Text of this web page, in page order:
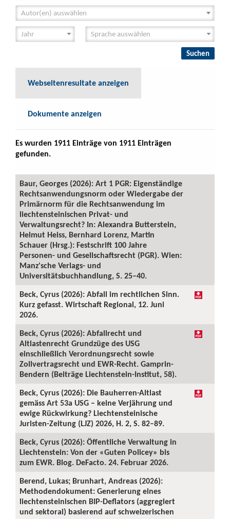
Autor(en) auswählen
Webseitenresultate anzeigen
Dokumente anzeigen
Es wurden 1911 Einträge von 1911 Einträgen
gefunden.
Baur, Georges (2026): Art 1 PGR: Eigenständige
Rechtsanwendungsnorm oder Wiedergabe der
Primärnorm für die Rechtsanwendung im
liechtensteinischen Privat- und
Verwaltungsrecht? In: Alexandra Butterstein,
Helmut Heiss, Bernhard Lorenz, Martin
Schauer (Hrsg.): Festschrift 100 Jahre
Personen- und Gesellschaftsrecht (PGR). Wien:
Manz'sche Verlags- und
Universitätsbuchhandlung, S. 25–40.
Beck, Cyrus (2026): Abfall im rechtlichen Sinn.
Kurz gefasst. Wirtschaft Regional, 12. Juni
2026.
Beck, Cyrus (2026): Abfallrecht und
Altlastenrecht Grundzüge des USG
einschließlich Verordnungsrecht sowie
Zollvertragsrecht und EWR-Recht. Gamprin-
Bendern (Beiträge Liechtenstein-Institut, 58).
Beck, Cyrus (2026): Die Bauherren-Altlast
gemäss Art 53a USG – keine Verjährung und
ewige Rückwirkung? Liechtensteinische
Juristen-Zeitung (LJZ) 2026, H. 2, S. 82–89.
Beck, Cyrus (2026): Öffentliche Verwaltung in
Liechtenstein: Von der «Guten Policey» bis
zum EWR. Blog. DeFacto. 24. Februar 2026.
Berend, Lukas; Brunhart, Andreas (2026):
Methodendokument: Generierung eines
liechtensteinischen BIP-Deflators (aggregiert
und sektoral) basierend auf schweizerischen